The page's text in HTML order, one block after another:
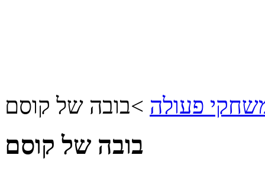
פעולה >בובה של קוסם
בובה של קוסם